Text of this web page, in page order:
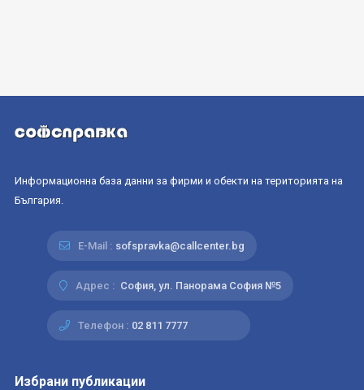
Информационна база данни за фирми и обекти на територията на
България.
E-Mail : sofspravka@callcenter.bg
Адрес : София, ул. Панорама София №5
Телефон : 02 811 7777
Избрани публикации